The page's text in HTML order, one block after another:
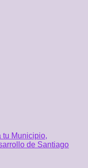
tu Municipio,
de Santiago